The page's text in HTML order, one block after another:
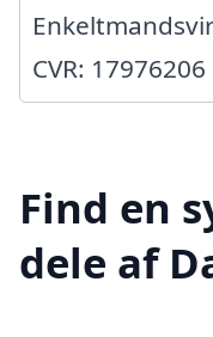
CVR: 17976206
Find en
dele af